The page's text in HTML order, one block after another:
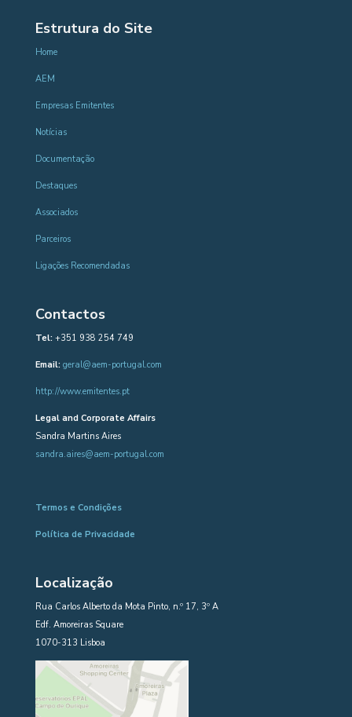
Estrutura do Site
Home
AEM
Empresas Emitentes
Notícias
Documentação
Destaques
Associados
Parceiros
Ligações Recomendadas
Contactos
Tel:+351 938 254 749
Email: geral@aem-portugal.com
http://www.emitentes.pt
Legal and Corporate Affairs
Sandra Martins Aires
sandra.aires@aem-portugal.com
Termos e Condições
Política de Privacidade
Localização
Rua Carlos Alberto da Mota Pinto, n.º 17, 3º A
Edf. Amoreiras Square
1070-313 Lisboa